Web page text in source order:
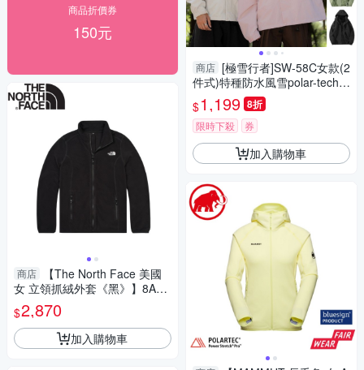
商品折價券
150元
商店
【The North Face 美國
女 立領抓絨外套《黑》】8AY
F/登山/舒適保暖/刷毛外套/立領
外套
$2,870
加入購物車
商店 [極雪行者]SW-58C女款(2
件式)特種防水風雪polar-tech(1
5000mm)抗污抗靜電Polar加厚
絨毛衝鋒衣
$1,199 8折
限時下殺 券
加入購物車